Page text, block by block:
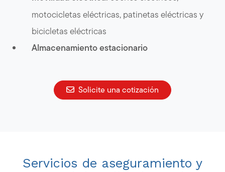
motocicletas eléctricas, patinetas eléctricas y
bicicletas eléctricas
Almacenamiento estacionario
Solicite una cotización
Servicios de aseguramiento y